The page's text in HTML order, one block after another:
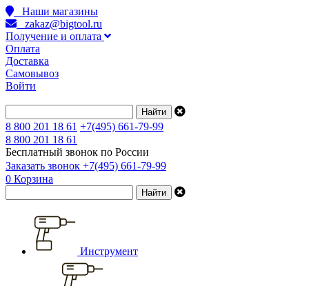
Наши магазины
zakaz@bigtool.ru
Получение и оплата
Оплата
Доставка
Самовывоз
Войти
8 800 201 18 61 +7(495) 661-79-99
8 800 201 18 61
Бесплатный звонок по России
Заказать звонок +7(495) 661-79-99
0 Корзина
Инструмент